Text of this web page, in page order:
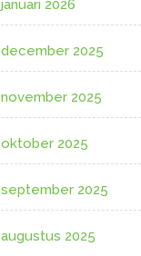
januari 2026
december 2025
november 2025
oktober 2025
september 2025
augustus 2025